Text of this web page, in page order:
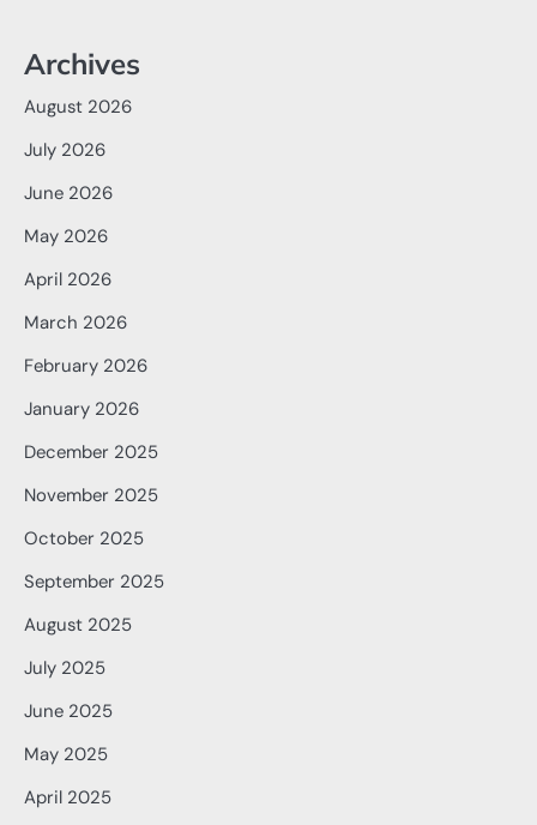
Archives
August 2026
July 2026
June 2026
May 2026
April 2026
March 2026
February 2026
January 2026
December 2025
November 2025
October 2025
September 2025
August 2025
July 2025
June 2025
May 2025
April 2025